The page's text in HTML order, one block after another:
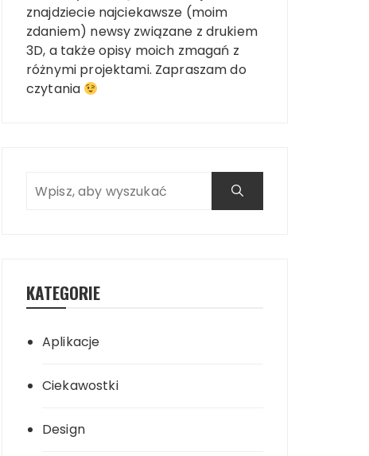
znajdziecie najciekawsze (moim
zdaniem) newsy związane z drukiem
3D, a także opisy moich zmagań z
różnymi projektami. Zapraszam do
czytania
KATEGORIE
Aplikacje
Ciekawostki
Design